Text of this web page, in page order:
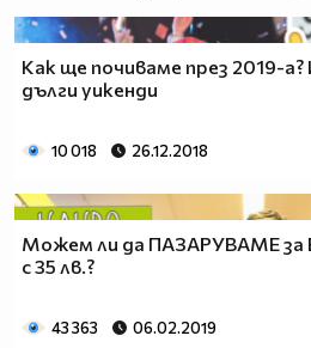
Как ще почиваме през 2019-а?
дълги уикенди
10 018 26.12.2018
Можем ли да ПАЗАРУВАМЕ
с 35 лв.?
43 363 06.02.2019